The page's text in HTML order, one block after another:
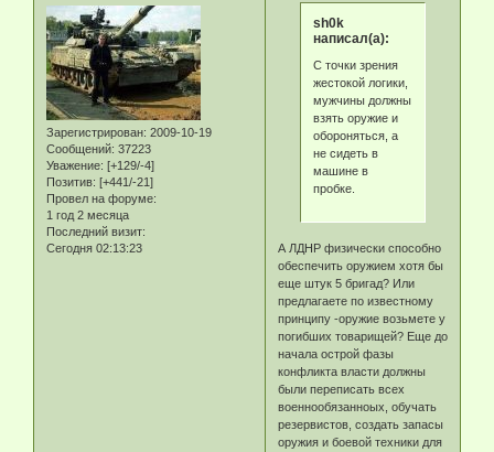
Зарегистрирован: 2009-10-19
Сообщений: 37223
Уважение: [+129/-4]
Позитив: [+441/-21]
Провел на форуме:
1 год 2 месяца
Последний визит:
Сегодня 02:13:23
sh0k
написал(а):
С точки зрения
жестокой логики,
мужчины должны
взять оружие и
обороняться, а
не сидеть в
машине в
пробке.
А ЛДНР физически способно
обеспечить оружием хотя бы
еще штук 5 бригад? Или
предлагаете по известному
принципу -оружие возьмете у
погибших товарищей? Еще до
начала острой фазы
конфликта власти должны
были переписать всех
военнообязанноых, обучать
резервистов, создать запасы
оружия и боевой техники для